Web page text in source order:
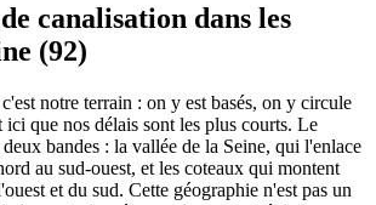
canalisation dans les
(92)
notre terrain : on y est basés, on y circule
ici que nos délais sont les plus courts. Le
bandes : la vallée de la Seine, qui l'enlace
au sud-ouest, et les coteaux qui montent
et du sud. Cette géographie n'est pas un